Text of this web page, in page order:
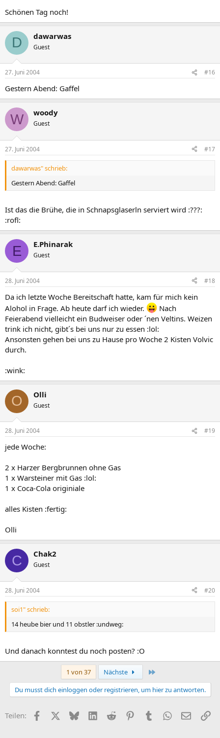
Schönen Tag noch!
D dawarwas
Guest
27. Juni 2004 #16
Gestern Abend: Gaffel
W woody
Guest
27. Juni 2004 #17
dawarwas" schrieb:
Gestern Abend: Gaffel
Ist das die Brühe, die in Schnapsglaserln serviert wird :???:
:rofl:
E E.Phinarak
Guest
28. Juni 2004 #18
Da ich letzte Woche Bereitschaft hatte, kam für mich kein
Alohol in Frage. Ab heute darf ich wieder.
Nach
Feierabend vielleicht ein Budweiser oder ´nen Veltins. Weizen
trink ich nicht, gibt´s bei uns nur zu essen :lol:
Ansonsten gehen bei uns zu Hause pro Woche 2 Kisten Volvic
durch.
:wink:
O Olli
Guest
28. Juni 2004 #19
jede Woche:
2 x Harzer Bergbrunnen ohne Gas
1 x Warsteiner mit Gas :lol:
1 x Coca-Cola originiale
alles Kisten :fertig:
Olli
C Chak2
Guest
28. Juni 2004 #20
soi1" schrieb:
14 heube bier und 11 obstler :undweg:
Und danach konntest du noch posten? :O
1 von 37 Nächste
Du musst dich einloggen oder registrieren, um hier zu antworten.
Teilen: FacebookX (Twitter)
BlueskyLinkedIn
Reddit PinterestTumblr WhatsApp
E-Mail